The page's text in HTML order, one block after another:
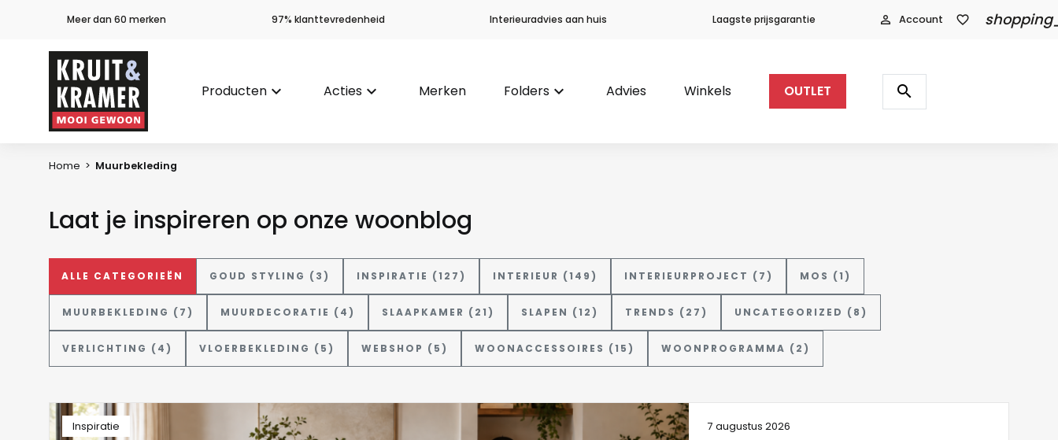
Meer dan 60 merken 97% klanttevredenheid Interieuradvies aan huis Laagste prijsgarantie person_outline Account favorite_border
Producten keyboard_arrow_down Acties keyboard_arrow_down Merken Folders keyboard_arrow_down Advies Winkels OUTLET
Producten
zoeken
search
Home > Muurbekleding
Laat je inspireren op onze woonblog
ALLE CATEGORIEËN GOUD STYLING (3) INSPIRATIE (127) INTERIEUR (149) INTERIEURPROJECT (7) MOS (1)
MUURBEKLEDING (7) MUURDECORATIE (4) SLAAPKAMER (21) SLAPEN (12) TRENDS (27) UNCATEGORIZED (8)
VERLICHTING (4) VLOERBEKLEDING (5) WEBSHOP (5) WOONACCESSOIRES (15) WOONPROGRAMMA (2)
Inspiratie 7 augustus 2026